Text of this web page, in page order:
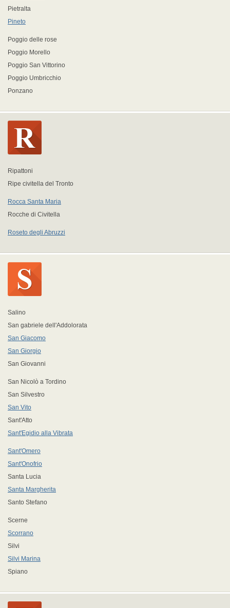
Pietralta
Pineto
Poggio delle rose
Poggio Morello
Poggio San Vittorino
Poggio Umbricchio
Ponzano
Ripattoni
Ripe civitella del Tronto
Rocca Santa Maria
Rocche di Civitella
Roseto degli Abruzzi
Salino
San gabriele dell'Addolorata
San Giacomo
San Giorgio
San Giovanni
San Nicolò a Tordino
San Silvestro
San Vito
Sant'Atto
Sant'Egidio alla Vibrata
Sant'Omero
Sant'Onofrio
Santa Lucia
Santa Margherita
Santo Stefano
Scerne
Scorrano
Silvi
Silvi Marina
Spiano